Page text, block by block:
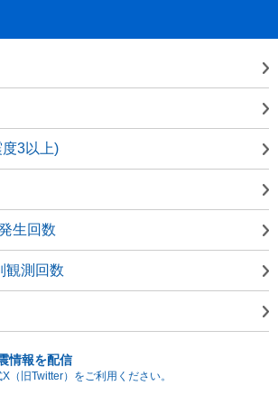
3以上)
生回数
観測回数
情報を配信
（旧Twitter）をご利用ください。